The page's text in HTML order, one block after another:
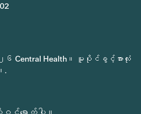
Health။ မူပိုင်ခွင့်အားလုံး
.